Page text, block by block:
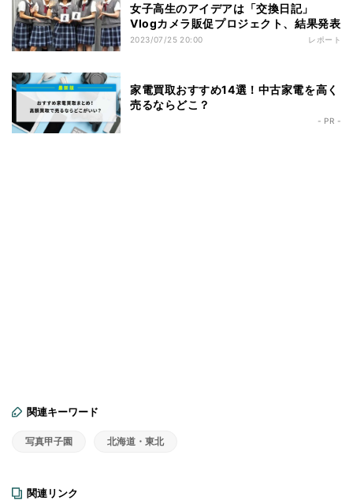
女子高生のアイデアは「交換日記」
Vlogカメラ販促プロジェクト、結果発表
2023/07/25 20:00 レポート
家電買取おすすめ14選！中古家電を高く
売るならどこ？
- PR -
関連キーワード
写真甲子園 北海道・東北
関連リンク